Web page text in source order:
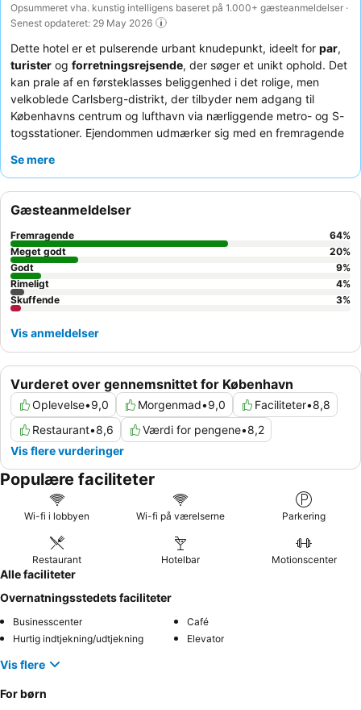
Opsummeret vha. kunstig intelligens baseret på 1.000+ gæsteanmeldelser ·
Senest opdateret: 29 May 2026
Dette hotel er et pulserende urbant knudepunkt, ideelt for par,
turister og forretningsrejsende, der søger et unikt ophold. Det
kan prale af en førsteklasses beliggenhed i det rolige, men
velkoblede Carlsberg-distrikt, der tilbyder nem adgang til
Københavns centrum og lufthavn via nærliggende metro- og S-
togsstationer. Ejendommen udmærker sig med en fremragende
en dag med udforskning eller arbejde. Gæsterne roser
tagrestauranten med udsigt over byen. For en virkelig
mindeværdig oplevelse kan du overveje at booke et værelse
med de karakteristiske
for behagelig udsigt og
et hyggeligt siddeområde.
Se mere
Vurderet over gennemsnittet for København
Oplevelse•9,0 Morgenmad•9,0 Faciliteter•8,8
Restaurant•8,6 Værdi for pengene•8,2
Vis flere vurderinger
Gæsteanmeldelser
Fremragende 64%
Meget godt
20%
Godt
9%
Rimeligt
4%
Skuffende
3%
Vis anmeldelser
Populære faciliteter
Wi-fi i lobbyen Wi-fi på værelserne Parkering
Restaurant Hotelbar Motionscenter
Alle faciliteter
Overnatningsstedets faciliteter
Businesscenter
Café
Hurtig indtjekning/udtjekning
Elevator
Vis flere
For børn